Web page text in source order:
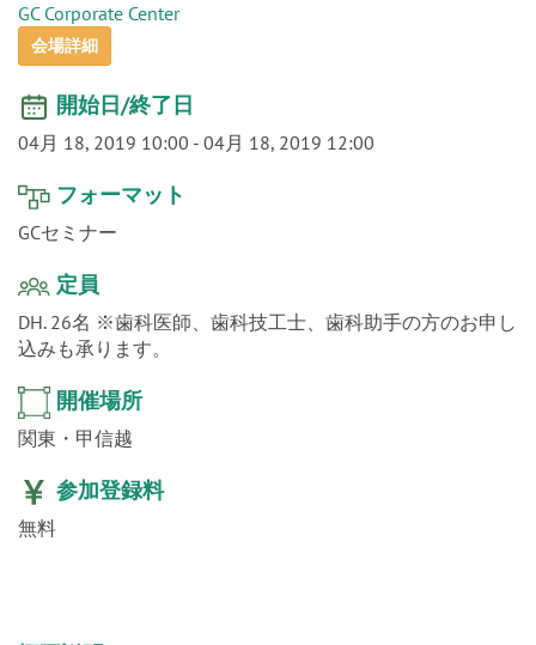
GC Corporate Center
会場詳細
開始日/終了日
04月 18, 2019 10:00 04月 18, 2019 12:00
フォーマット
GCセミナー
定員
DH. 26名 ※歯科医師、歯科技工士、歯科助手の方のお申し
込みも承ります。
開催場所
関東・甲信越
参加登録料
無料